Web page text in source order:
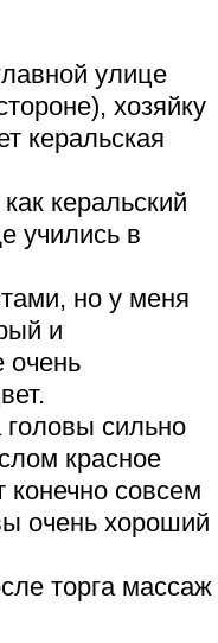
улице
хозяйку
керальская
керальский
учились в
но у меня
и
очень
сильно
красное
совсем
очень хороший
торга массаж